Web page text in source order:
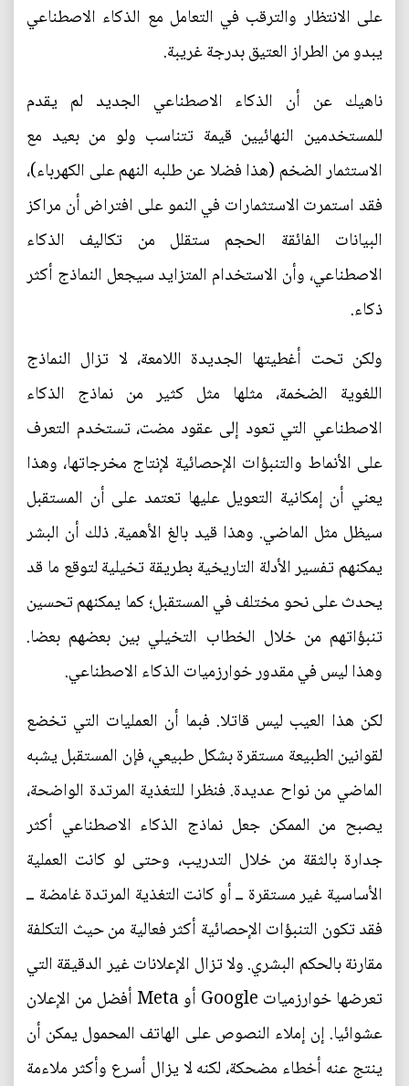
على الانتظار والترقب في التعامل مع الذكاء الاصطناعي
يبدو من الطراز العتيق بدرجة غريبة.
ناهيك عن أن الذكاء الاصطناعي الجديد لم يقدم
للمستخدمين النهائيين قيمة تتناسب ولو من بعيد مع
الاستثمار الضخم (هذا فضلا عن طلبه النهم على الكهرباء)،
فقد استمرت الاستثمارات في النمو على افتراض أن مراكز
البيانات الفائقة الحجم ستقلل من تكاليف الذكاء
الاصطناعي، وأن الاستخدام المتزايد سيجعل النماذج أكثر
ذكاء.
ولكن تحت أغطيتها الجديدة اللامعة، لا تزال النماذج
اللغوية الضخمة، مثلها مثل كثير من نماذج الذكاء
الاصطناعي التي تعود إلى عقود مضت، تستخدم التعرف
على الأنماط والتنبؤات الإحصائية لإنتاج مخرجاتها، وهذا
يعني أن إمكانية التعويل عليها تعتمد على أن المستقبل
سيظل مثل الماضي. وهذا قيد بالغ الأهمية. ذلك أن البشر
يمكنهم تفسير الأدلة التاريخية بطريقة تخيلية لتوقع ما قد
يحدث على نحو مختلف في المستقبل؛ كما يمكنهم تحسين
تنبؤاتهم من خلال الخطاب التخيلي بين بعضهم بعضا.
وهذا ليس في مقدور خوارزميات الذكاء الاصطناعي.
لكن هذا العيب ليس قاتلا. فبما أن العمليات التي تخضع
لقوانين الطبيعة مستقرة بشكل طبيعي، فإن المستقبل يشبه
الماضي من نواح عديدة. فنظرا للتغذية المرتدة الواضحة،
يصبح من الممكن جعل نماذج الذكاء الاصطناعي أكثر
جدارة بالثقة من خلال التدريب، وحتى لو كانت العملية
الأساسية غير مستقرة ــ أو كانت التغذية المرتدة غامضة ــ
فقد تكون التنبؤات الإحصائية أكثر فعالية من حيث التكلفة
مقارنة بالحكم البشري. ولا تزال الإعلانات غير الدقيقة التي
تعرضها خوارزميات Google أو Meta أفضل من الإعلان
عشوائيا. إن إملاء النصوص على الهاتف المحمول يمكن أن
ينتج عنه أخطاء مضحكة، لكنه لا يزال أسرع وأكثر ملاءمة